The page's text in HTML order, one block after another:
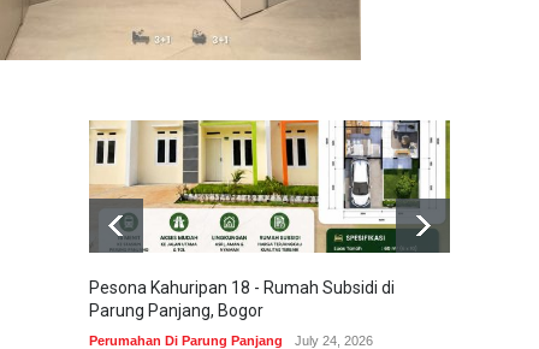
Pesona Kahuripan 18 - Rumah Subsidi di
Parung Panjang, Bogor
Perumahan Di Parung Panjang July 24, 2026